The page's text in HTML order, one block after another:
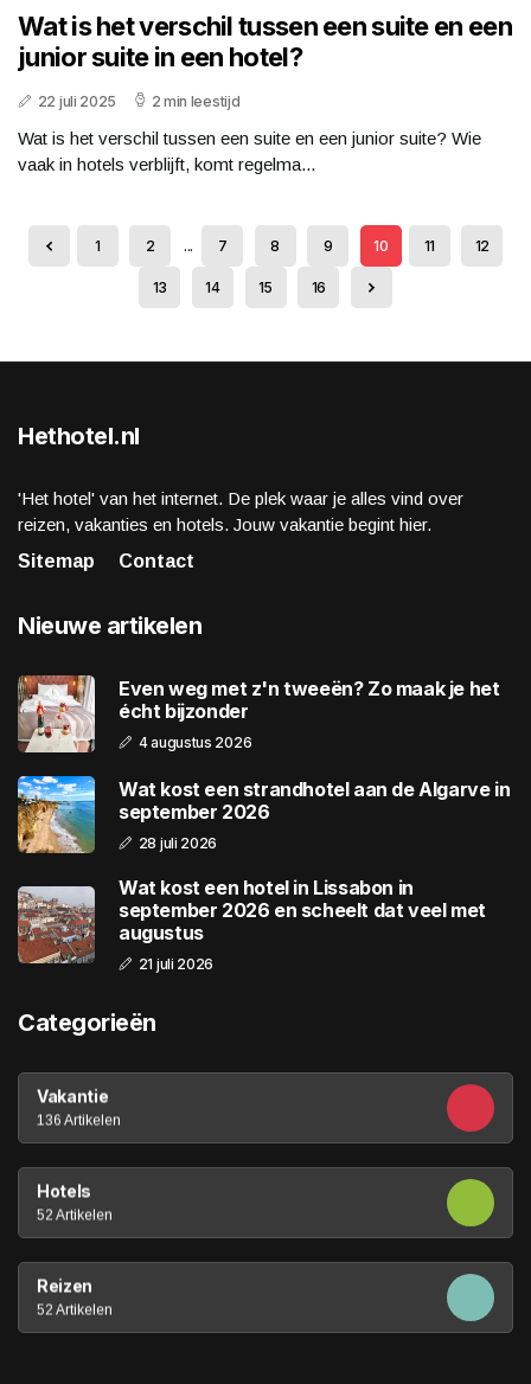
Wat is het verschil tussen een suite en een
junior suite in een hotel?
22 juli 2025 2 min leestijd
Wat is het verschil tussen een suite en een junior suite? Wie
vaak in hotels verblijft, komt regelma...
1 2 ... 7 8 9 10 11 12
13 14 15 16
Hethotel.nl
'Het hotel' van het internet. De plek waar je alles vind over
reizen, vakanties en hotels. Jouw vakantie begint hier.
Sitemap
Contact
Nieuwe artikelen
Even weg met z'n tweeën? Zo maak je het
écht bijzonder
4 augustus 2026
Wat kost een strandhotel aan de Algarve in
september 2026
28 juli 2026
Wat kost een hotel in Lissabon in
september 2026 en scheelt dat veel met
augustus
21 juli 2026
Categorieën
Vakantie
136 Artikelen
Hotels
52 Artikelen
Reizen
52 Artikelen